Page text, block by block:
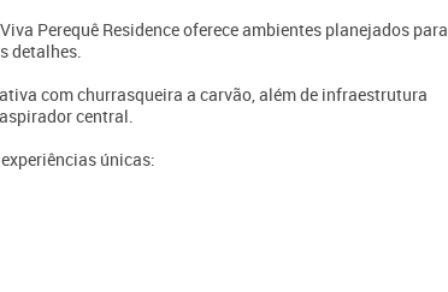
Perequê Residence oferece ambientes planejados para
detalhes.
com churrasqueira a carvão, além de infraestrutura
central.
únicas: